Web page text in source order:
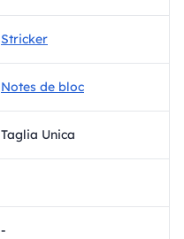
Stricker
Notes de bloc
Taglia Unica
-